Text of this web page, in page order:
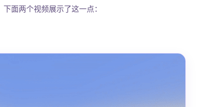
面两个视频展示了这一点：